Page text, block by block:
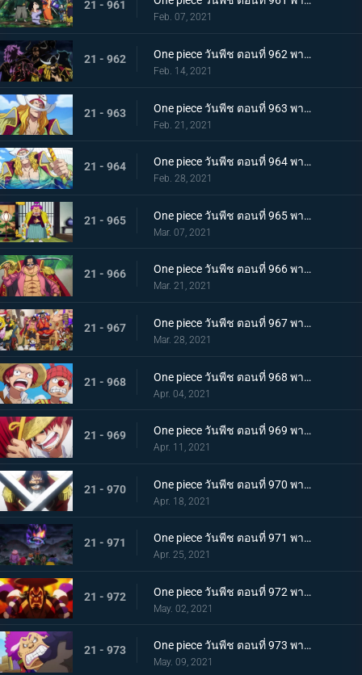
21 - 961
Feb. 07, 2021
21 - 962 One piece วันพีช ตอนที่ 962 พากย์ไทย ชะตาชีวิตที่เปลี่ยนแปลง กลุ่มโจรสลัดหนวดขาวเกยตื้น!!
Feb. 14, 2021
21 - 963 One piece วันพีช ตอนที่ 963 พากย์ไทย ความมุ่งมั่นของโอเด้ง! การทดสอบของหนวดขาว!
Feb. 21, 2021
21 - 964 One piece วันพีช ตอนที่ 964 พากย์ไทย น้องชายของหนวดขาว! การผจญภัยของโอเด้ง!
Feb. 28, 2021
21 - 965 One piece วันพีช ตอนที่ 965 พากย์ไทย ดวลดาบ! โรเจอร์กับหนวดขาว!
Mar. 07, 2021
21 - 966 One piece วันพีช ตอนที่ 966 พากย์ไทย ความปรารถนาของโรเจอร์! การเดินทางครั้งใหม่
Mar. 21, 2021
21 - 967 One piece วันพีช ตอนที่ 967 พากย์ไทย อุทิศชีวิต! การผจญภัยของโรเจอร์!
Mar. 28, 2021
21 - 968 One piece วันพีช ตอนที่ 968 พากย์ไทย ราชาโจรสลัดถือกำเนิด ถึงแล้ว! เกาะสุดท้าย
Apr. 04, 2021
21 - 969 One piece วันพีช ตอนที่ 969 พากย์ไทย มุ่งสู่วะโนะคุนิ! โจรสลัดโรเจอร์สลายตัว!
Apr. 11, 2021
21 - 970 One piece วันพีช ตอนที่ 970 พากย์ไทย ข่าวร้าย เปิดยุคแห่งโจรสลัด
Apr. 18, 2021
21 - 971 One piece วันพีช ตอนที่ 971 พากย์ไทย บุก! โอเด้งและ 9 ปลอกดาบแดง
Apr. 25, 2021
21 - 972 One piece วันพีช ตอนที่ 972 พากย์ไทย ถึงเวลาตัดสิน! โอเด้งปะทะไคโด!
May. 02, 2021
21 - 973 One piece วันพีช ตอนที่ 973 พากย์ไทย ต้มจนตาย การต่อสู้ 1 ชั่วโมงของโอเด้ง
May. 09, 2021